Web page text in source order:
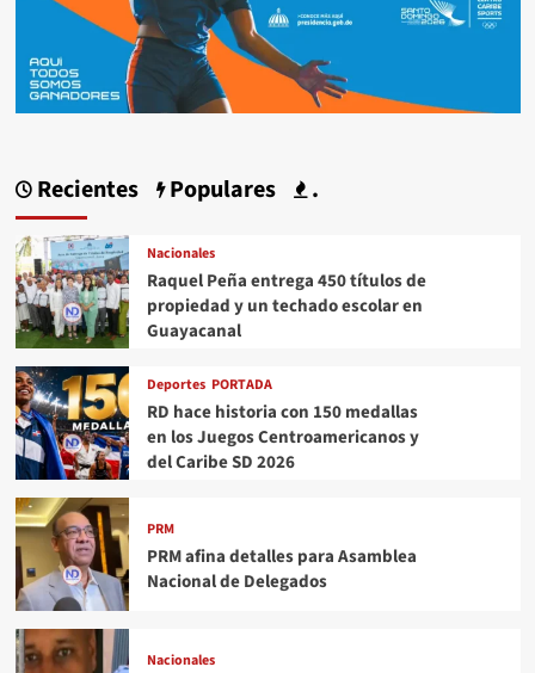
Recientes Populares .
Nacionales
Raquel Peña entrega 450 títulos de
propiedad y un techado escolar en
Guayacanal
Deportes PORTADA
RD hace historia con 150 medallas
en los Juegos Centroamericanos y
del Caribe SD 2026
PRM
PRM afina detalles para Asamblea
Nacional de Delegados
Nacionales